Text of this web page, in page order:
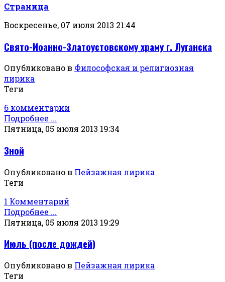
Страница
Воскресенье, 07 июля 2013 21:44
Свято-Иоанно-Златоустовскому храму г. Луганска
Опубликовано в Философская и религиозная
лирика
Теги
6 комментарии
Подробнее ...
Пятница, 05 июля 2013 19:34
Зной
Опубликовано в Пейзажная лирика
Теги
1 Комментарий
Подробнее ...
Пятница, 05 июля 2013 19:29
Июль (после дождей)
Опубликовано в Пейзажная лирика
Теги